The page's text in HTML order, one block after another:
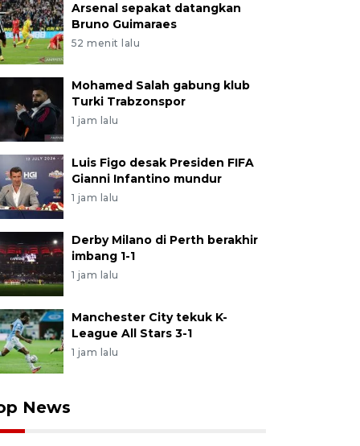
Arsenal sepakat datangkan
Bruno Guimaraes
52 menit lalu
Mohamed Salah gabung klub
Turki Trabzonspor
1 jam lalu
Luis Figo desak Presiden FIFA
Gianni Infantino mundur
1 jam lalu
Derby Milano di Perth berakhir
imbang 1-1
1 jam lalu
Manchester City tekuk K-
League All Stars 3-1
1 jam lalu
News